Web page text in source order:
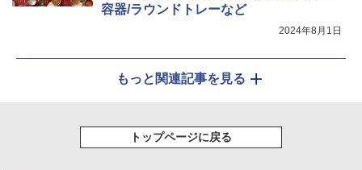
容器/ラウンドトレーなど
2024年8月1日
もっと関連記事を見る
トップページに戻る